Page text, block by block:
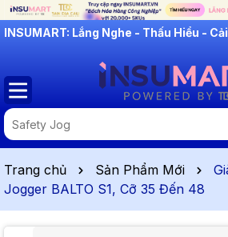
INSUMART: Lắng Nghe - Thấu Hiểu -
Trang chủ Sản Phẩm Mới
Jogger BALTO S1, Cỡ 35 Đến 48